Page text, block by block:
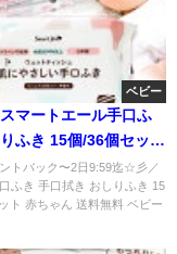
ベビー
スマートエール手口ふ
ふき 15個/36個セット
にやさしい大容量80
トバック〜2日9:59迄☆彡／
口ふき 手口拭き おしりふき 15
ト 赤ちゃん 送料無料 ベビー